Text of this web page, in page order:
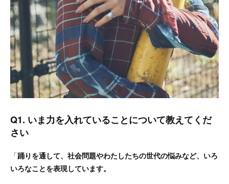
Q1. いま力を入れていることについて教えてくだ
さい
「踊りを通して、社会問題やわたしたちの世代の悩みなど、いろ
いろなことを表現しています。